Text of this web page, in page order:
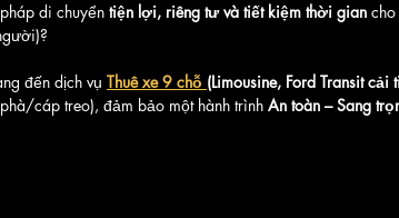
di chuyển tiện lợi, riêng tư và tiết kiệm thời gian
đến dịch vụ Thuê xe 9 chỗ (Limousine, Ford Transit cải
cáp treo), đảm bảo một hành trình An toàn – Sang